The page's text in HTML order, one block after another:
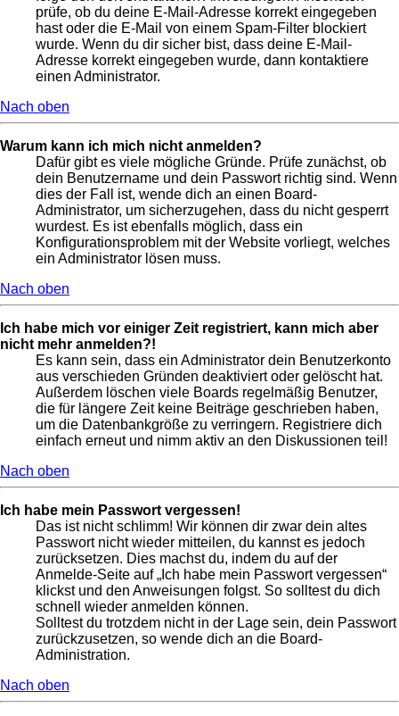
prüfe, ob du deine E-Mail-Adresse korrekt eingegeben
hast oder die E-Mail von einem Spam-Filter blockiert
wurde. Wenn du dir sicher bist, dass deine E-Mail-
Adresse korrekt eingegeben wurde, dann kontaktiere
einen Administrator.
Nach oben
Warum kann ich mich nicht anmelden?
Dafür gibt es viele mögliche Gründe. Prüfe zunächst, ob
dein Benutzername und dein Passwort richtig sind. Wenn
dies der Fall ist, wende dich an einen Board-
Administrator, um sicherzugehen, dass du nicht gesperrt
wurdest. Es ist ebenfalls möglich, dass ein
Konfigurationsproblem mit der Website vorliegt, welches
ein Administrator lösen muss.
Nach oben
Ich habe mich vor einiger Zeit registriert, kann mich aber
nicht mehr anmelden?!
Es kann sein, dass ein Administrator dein Benutzerkonto
aus verschieden Gründen deaktiviert oder gelöscht hat.
Außerdem löschen viele Boards regelmäßig Benutzer,
die für längere Zeit keine Beiträge geschrieben haben,
um die Datenbankgröße zu verringern. Registriere dich
einfach erneut und nimm aktiv an den Diskussionen teil!
Nach oben
Ich habe mein Passwort vergessen!
Das ist nicht schlimm! Wir können dir zwar dein altes
Passwort nicht wieder mitteilen, du kannst es jedoch
zurücksetzen. Dies machst du, indem du auf der
Anmelde-Seite auf „Ich habe mein Passwort vergessen“
klickst und den Anweisungen folgst. So solltest du dich
schnell wieder anmelden können.
Solltest du trotzdem nicht in der Lage sein, dein Passwort
zurückzusetzen, so wende dich an die Board-
Administration.
Nach oben